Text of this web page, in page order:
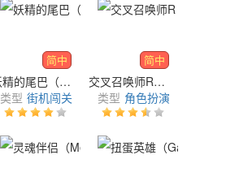
简中
妖精的尾巴（Fairy Tail: The Great Journey）
类型 街机闯关
简中
交叉召唤师R（Cross Summoner:R）
类型 角色扮演